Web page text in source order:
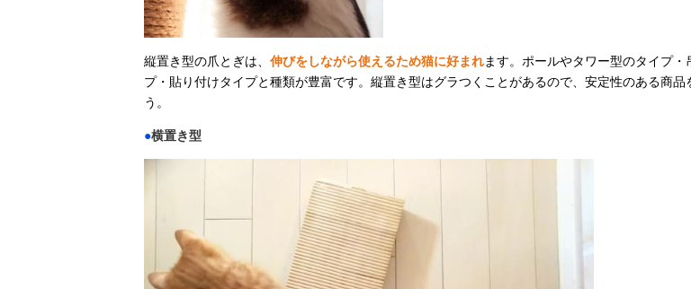
縦置き型の爪とぎは、 伸びをしながら使えるため猫に好まれます。ポールやタワー型のタイプ・
プ・貼り付けタイプと種類が豊富です。縦置き型はグラつくことがあるので、安定性のある商品
う。
●横置き型